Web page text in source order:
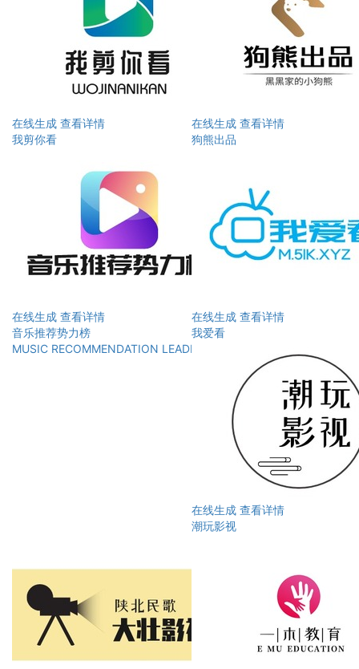
在线生成 查看详情
我剪你看
在线生成 查看详情
狗熊出品
在线生成 查看详情
音乐推荐势力榜
MUSIC RECOMMENDATION LEADERBOARD
在线生成 查看详情
我爱看
在线生成 查看详情
潮玩影视